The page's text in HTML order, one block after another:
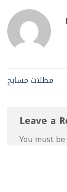
مظلات مسابح
Leave a
You must be